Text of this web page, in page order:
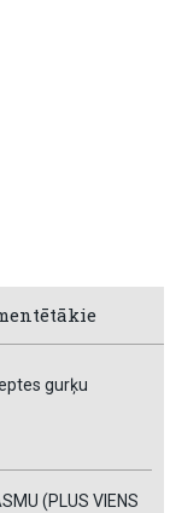
gurķu
(PLUS VIENS